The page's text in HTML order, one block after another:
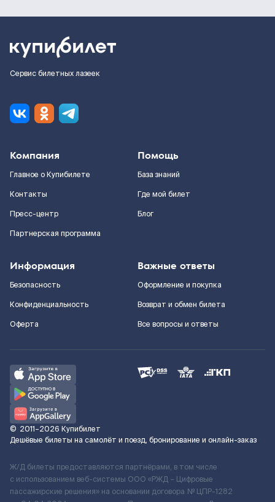
Сервис билетных лазеек
Компания
Главное о Купибилете
Контакты
Пресс-центр
Партнерская программа
Помощь
База знаний
Где мой билет
Блог
Информация
Безопасность
Конфиденциальность
Оферта
Важные ответы
Оформление и покупка
Возврат и обмен билета
Все вопросы и ответы
© 2011–2026 Купибилет
Дешёвые билеты на самолёт и поезд, бронирование и онлайн-заказ
Ж/Д билеты предоставляются партнёрами, в том числе
с использованием веб-системы ООО «РЖД – Цифровые
пассажирские решения» на основании договора № ЦПР-1282